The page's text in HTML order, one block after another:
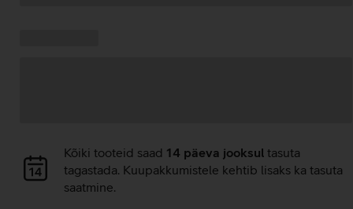
Andmete
laadimine
Kõiki tooteid saad 14 päeva jooksul tasuta
tagastada. Kuupakkumistele kehtib lisaks ka tasuta
saatmine.